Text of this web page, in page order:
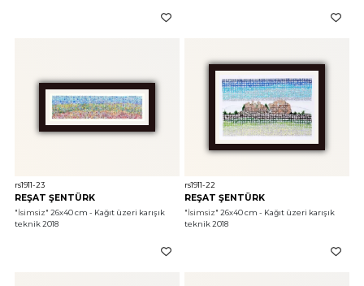
rs1911-23
REŞAT ŞENTÜRK
"İsimsiz" 26x40 cm - Kağıt üzeri karışık
teknik 2018
rs1911-22
REŞAT ŞENTÜRK
"İsimsiz" 26x40 cm - Kağıt üzeri karışık
teknik 2018